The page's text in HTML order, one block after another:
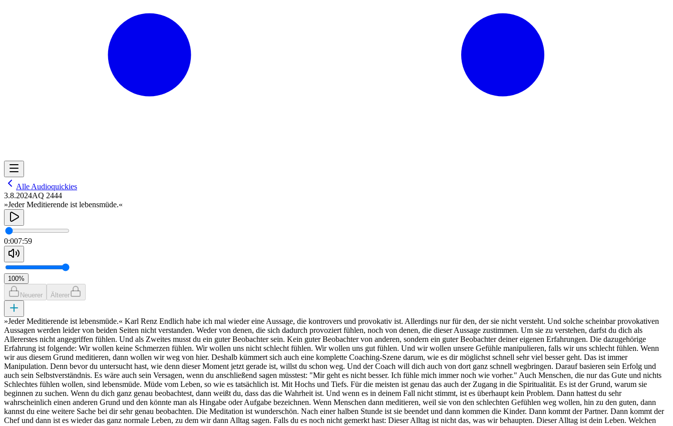
Alle Audioquickies
3.8.2024AQ 2444
»Jeder Meditierende ist lebensmüde.«
0:007:59
100%
Neuerer Älterer
»Jeder Meditierende ist lebensmüde.« Karl Renz Endlich habe ich mal wieder eine Aussage, die kontrovers und provokativ ist. Allerdings nur für den, der sie nicht versteht. Und solche scheinbar provokativen
Aussagen werden leider von beiden Seiten nicht verstanden. Weder von denen, die sich dadurch provoziert fühlen, noch von denen, die dieser Aussage zustimmen. Um sie zu verstehen, darfst du dich als
Allererstes nicht angegriffen fühlen. Und als Zweites musst du ein guter Beobachter sein. Kein guter Beobachter von anderen, sondern ein guter Beobachter deiner eigenen Erfahrungen. Die dazugehörige
Erfahrung ist folgende: Wir wollen keine Schmerzen fühlen. Wir wollen uns nicht schlecht fühlen. Wir wollen uns gut fühlen. Und wir wollen unsere Gefühle manipulieren, falls wir uns schlecht fühlen. Wenn
wir aus diesem Grund meditieren, dann wollen wir weg von hier. Deshalb kümmert sich auch eine komplette Coaching-Szene darum, wie es dir möglichst schnell sehr viel besser geht. Das ist immer
Manipulation. Denn bevor du untersucht hast, wie denn dieser Moment jetzt gerade ist, willst du schon weg. Und der Coach will dich auch von dort ganz schnell wegbringen. Darauf basieren sein Erfolg und
auch sein Selbstverständnis. Es wäre auch sein Versagen, wenn du anschließend sagen müsstest: "Mir geht es nicht besser. Ich fühle mich immer noch wie vorher." Auch Menschen, die nur das Gute und nichts
Schlechtes fühlen wollen, sind lebensmüde. Müde vom Leben, so wie es tatsächlich ist. Mit Hochs und Tiefs. Für die meisten ist genau das auch der Zugang in die Spiritualität. Es ist der Grund, warum sie
beginnen zu suchen. Wenn du dich ganz genau beobachtest, dann weißt du, dass das die Wahrheit ist. Und wenn es in deinem Fall nicht stimmt, ist es überhaupt kein Problem. Dann hattest du sehr
wahrscheinlich einen anderen Grund und den könnte man als Hingabe oder Aufgabe bezeichnen. Wenn Menschen dann meditieren, weil sie von den schlechten Gefühlen weg wollen, hin zu den guten, dann
kannst du eine weitere Sache bei dir sehr genau beobachten. Die Meditation ist wunderschön. Nach einer halben Stunde ist sie beendet und dann kommen die Kinder. Dann kommt der Partner. Dann kommt der
Chef und dann ist es wieder das ganz normale Leben, zu dem wir dann Alltag sagen. Falls du es noch nicht gemerkt hast: Dieser Alltag ist nicht das, was wir behaupten. Dieser Alltag ist dein Leben. Welchen